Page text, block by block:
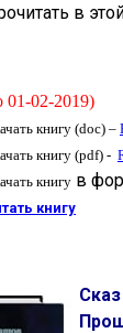
в
01-02-2019)
книгу (doc) –
книгу (pdf) -
книгу в
книгу